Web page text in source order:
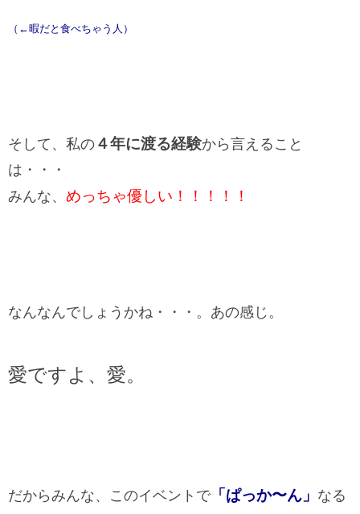
（←暇だと食べちゃう人）
そして、私の ４年に渡る経験から言えること
は・・・
みんな、 めっちゃ優しい！！！！！
なんなんでしょうかね・・・。あの感じ。
愛ですよ、愛。
だからみんな、このイベントで「ぱっか〜ん」 なる